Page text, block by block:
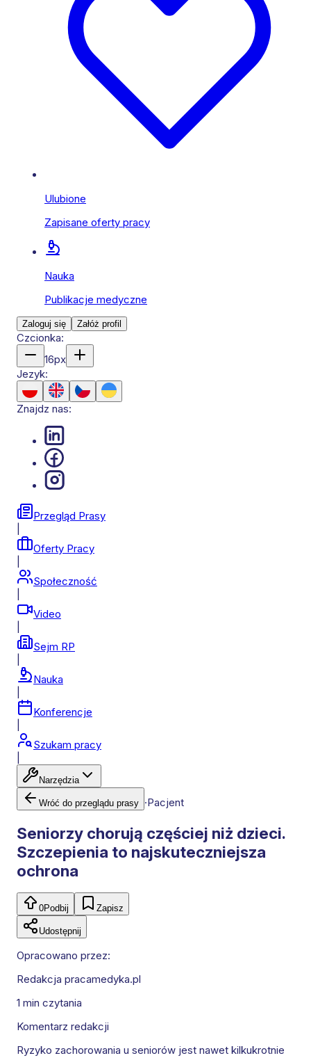
Ulubione
Zapisane oferty pracy
Nauka
Publikacje medyczne
Zaloguj się Załóż profil
Czcionka:
16px
Jezyk:
Znajdz nas:
Przegląd Prasy
Oferty Pracy
Społeczność
Video
Sejm RP
Nauka
Konferencje
Szukam pracy
Narzędzia
Wróć do przeglądu prasy ·Pacjent
Seniorzy chorują częściej niż dzieci.
Szczepienia to najskuteczniejsza
ochrona
0Podbij Zapisz
Udostępnij
Opracowano przez:
Redakcja pracamedyka.pl
1 min czytania
Komentarz redakcji
Ryzyko zachorowania u seniorów jest nawet kilkukrotnie